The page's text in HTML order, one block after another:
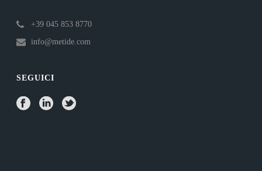
+39 045 853 8770
info@metide.com
SEGUICI